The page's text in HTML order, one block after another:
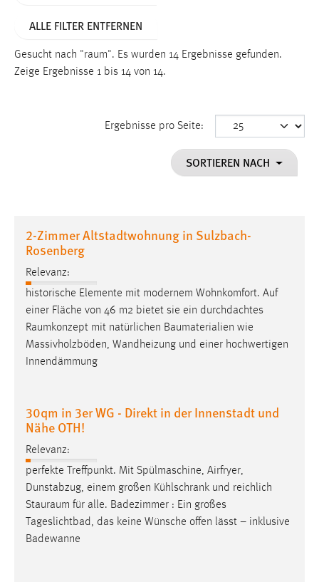
ALLE FILTER ENTFERNEN
Gesucht nach "raum". Es wurden 14 Ergebnisse gefunden.
Zeige Ergebnisse 1 bis 14 von 14.
Ergebnisse pro Seite:
SORTIEREN NACH
2-Zimmer Altstadtwohnung in Sulzbach-
Rosenberg
Relevanz:
historische Elemente mit modernem Wohnkomfort. Auf
einer Fläche von 46 m2 bietet sie ein durchdachtes
Raumkonzept mit natürlichen Baumaterialien wie
Massivholzböden, Wandheizung und einer hochwertigen
Innendämmung
30qm in 3er WG - Direkt in der Innenstadt und
Nähe OTH!
Relevanz:
perfekte Treffpunkt. Mit Spülmaschine, Airfryer,
Dunstabzug, einem großen Kühlschrank und reichlich
Stauraum für alle. Badezimmer : Ein großes
Tageslichtbad, das keine Wünsche offen lässt – inklusive
Badewanne
cookie_consent
Zweck:
Cookie Laufzeit:
staticfilecache
Für performante Seitenauslieferung wird in diesem Cookie
gespeichert, ob man eingeloggt ist.
Sprachpräferenz
Name:
Zweck:
Das Cookie speichert die gewählte Sprache der Website.
Cookie Laufzeit:
Chat
Name: